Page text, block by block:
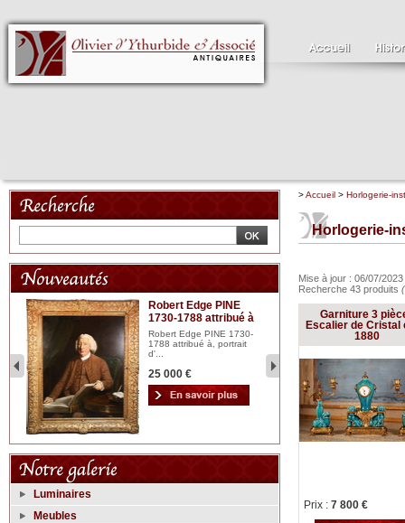
Robert Edge PINE
1730-1788 attribué à
Robert Edge PINE 1730-
1788 attribué à, portrait
d'...
25 000 € 2
Luminaires
Meubles
>Accueil > Horlogerie-
Horlogerie-
Mise à jour : 06/07/
Recherche 43 produits
Garniture 3
Escalier de Cristal
1880
Prix : 7 800 €